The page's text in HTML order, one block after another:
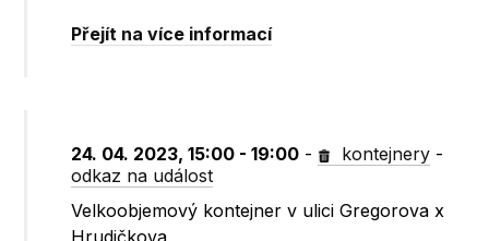
Přejít na více informací
24. 04. 2023, 15:00 - 19:00 - kontejnery -
odkaz na událost
Velkoobjemový kontejner v ulici Gregorova x
Hrudičkova